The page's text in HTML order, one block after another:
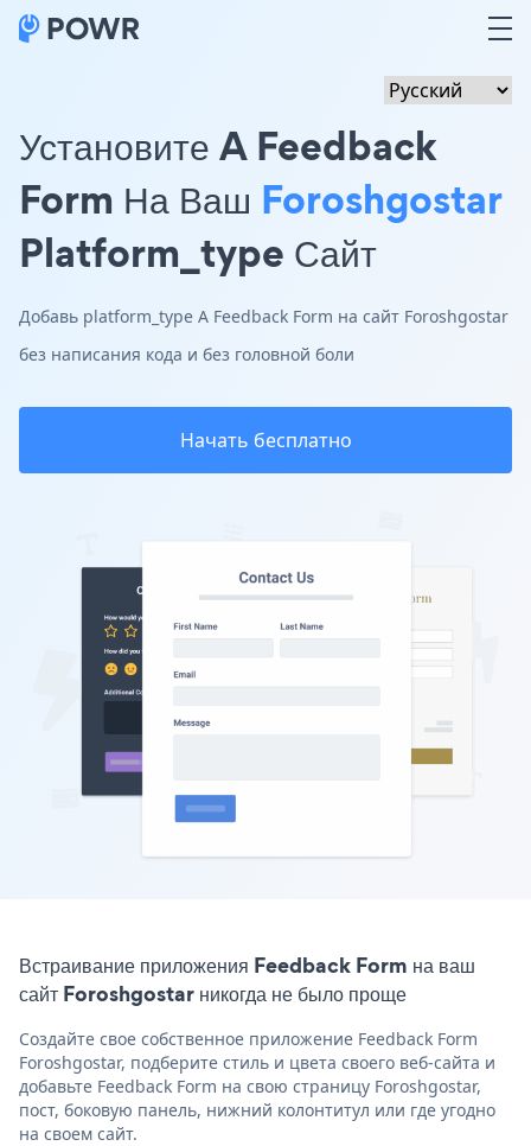
Установите A Feedback
Form На Ваш Foroshgostar
Platform_type Сайт
Добавь platform_type A Feedback Form на сайт Foroshgostar
без написания кода и без головной боли
Начать бесплатно
Встраивание приложения Feedback Form на ваш
сайт Foroshgostar никогда не было проще
Создайте свое собственное приложение Feedback Form
Foroshgostar, подберите стиль и цвета своего веб-сайта и
добавьте Feedback Form на свою страницу Foroshgostar,
пост, боковую панель, нижний колонтитул или где угодно
на своем сайт.